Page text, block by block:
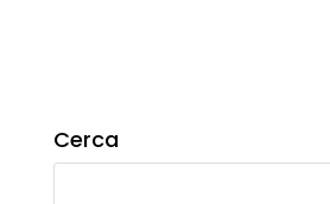
Cerca